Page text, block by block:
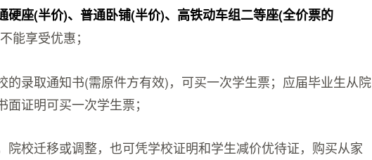
硬座(半价)、普通卧铺(半价)、高铁动车组二等座(全价票的
能享受优惠；
录取通知书(需原件方有效)，可买一次学生票；应届毕业生从院
证明可买一次学生票；
校迁移或调整，也可凭学校证明和学生减价优待证，购买从家